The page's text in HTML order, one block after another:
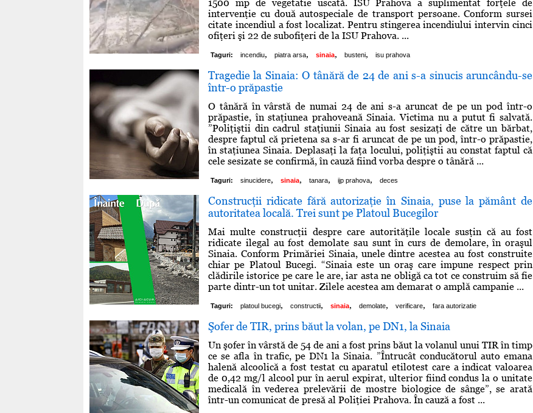
1500 mp de vegetatie uscată. ISU Prahova a suplimentat forţele de
intervenţie cu două autospeciale de transport persoane. Conform sursei
citate incendiul a fost localizat. Pentru stingerea incendiului intervin cinci
ofiţeri şi 22 de subofiţeri de la ISU Prahova. ...
Taguri: incendiu, piatra arsa, sinaia, busteni, isu prahova
Tragedie la Sinaia: O tânără de 24 de ani s-a sinucis aruncându-se
într-o prăpastie
O tânără în vârstă de numai 24 de ani s-a aruncat de pe un pod într-o
prăpastie, în staţiunea prahoveană Sinaia. Victima nu a putut fi salvată.
”Poliţiştii din cadrul staţiunii Sinaia au fost sesizaţi de către un bărbat,
despre faptul că prietena sa s-ar fi aruncat de pe un pod, într-o prăpastie,
în staţiunea Sinaia. Deplasaţi la faţa locului, poliţiştii au constat faptul că
cele sesizate se confirmă, în cauză fiind vorba despre o tânără ...
Taguri: sinucidere, sinaia, tanara, ijp prahova, deces
Construcţii ridicate fără autorizaţie în Sinaia, puse la pământ de
autoritatea locală. Trei sunt pe Platoul Bucegilor
Mai multe construcţii despre care autorităţile locale susţin că au fost
ridicate ilegal au fost demolate sau sunt în curs de demolare, în oraşul
Sinaia. Conform Primăriei Sinaia, unele dintre acestea au fost construite
chiar pe Platoul Bucegi. “Sinaia este un oraş care impune respect prin
clădirile istorice pe care le are, iar asta ne obligă ca tot ce construim să fie
parte dintr-un tot unitar. Zilele acestea am demarat o amplă campanie ...
Taguri: platoul bucegi, constructii, sinaia, demolate, verificare, fara autorizatie
Şofer de TIR, prins băut la volan, pe DN1, la Sinaia
Un şofer în vârstă de 54 de ani a fost prins băut la volanul unui TIR în timp
ce se afla în trafic, pe DN1 la Sinaia. ”Întrucât conducătorul auto emana
halenă alcoolică a fost testat cu aparatul etilotest care a indicat valoarea
de 0,42 mg/l alcool pur în aerul expirat, ulterior fiind condus la o unitate
medicală în vederea prelevării de mostre biologice de sânge”, se arată
într-un comunicat de presă al Poliţiei Prahova. În cauză a fost ...